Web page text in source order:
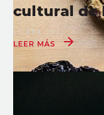
cultural de
11 APR 2022
LEER MÁS